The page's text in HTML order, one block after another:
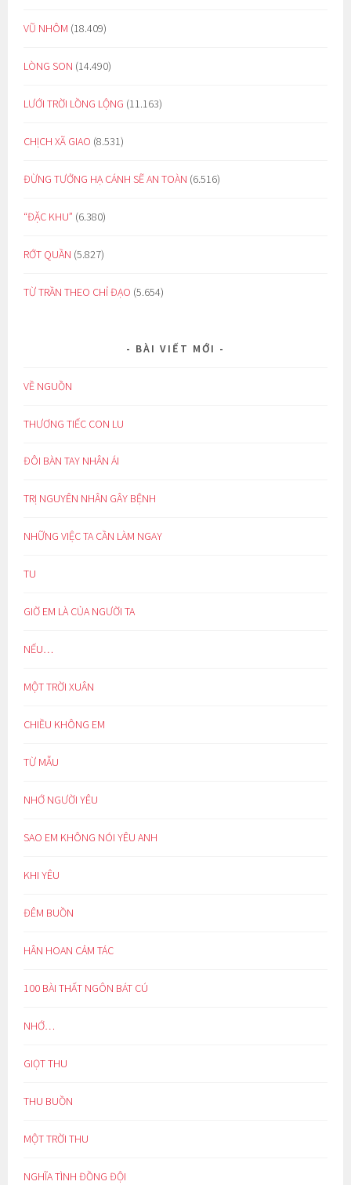
VŨ NHÔM (18.409)
LÒNG SON (14.490)
LƯỚI TRỜI LỒNG LỘNG (11.163)
CHỊCH XÃ GIAO (8.531)
ĐỪNG TƯỞNG HẠ CÁNH SẼ AN TOÀN (6.516)
“ĐẶC KHU” (6.380)
RỚT QUẦN (5.827)
TỪ TRẦN THEO CHỈ ĐẠO (5.654)
BÀI VIẾT MỚI
VỀ NGUỒN
THƯƠNG TIẾC CON LU
ĐÔI BÀN TAY NHÂN ÁI
TRỊ NGUYÊN NHÂN GÂY BỆNH
NHỮNG VIỆC TA CẦN LÀM NGAY
TU
GIỜ EM LÀ CỦA NGƯỜI TA
NẾU…
MỘT TRỜI XUÂN
CHIỀU KHÔNG EM
TỪ MẪU
NHỚ NGƯỜI YÊU
SAO EM KHÔNG NÓI YÊU ANH
KHI YÊU
ĐÊM BUỒN
HÂN HOAN CẢM TÁC
100 BÀI THẤT NGÔN BÁT CÚ
NHỚ…
GIỌT THU
THU BUỒN
MỘT TRỜI THU
NGHĨA TÌNH ĐỒNG ĐỘI